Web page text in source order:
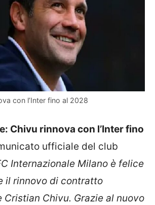
con l’Inter fino al 2028
Chivu rinnova con l’Inter fino
ufficiale del club
Internazionale Milano è felice
il rinnovo di contratto
Cristian Chivu. Grazie al nuovo